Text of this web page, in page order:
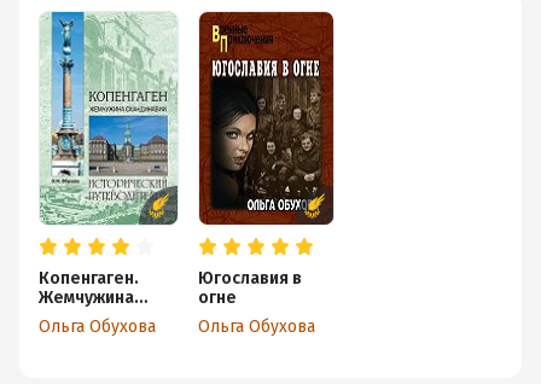
Копенгаген.
Жемчужина
Скандинавии
Ольга Обухова
Югославия в
огне
Ольга Обухова